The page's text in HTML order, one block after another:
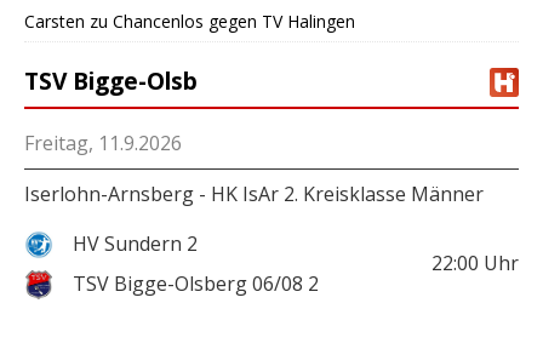
Carsten zu Chancenlos gegen TV Halingen
TSV Bigge-Olsb
Freitag, 11.9.2026
Iserlohn-Arnsberg - HK IsAr 2. Kreisklasse Männer
HV Sundern 2
TSV Bigge-Olsberg 06/08 2
22:00 Uhr